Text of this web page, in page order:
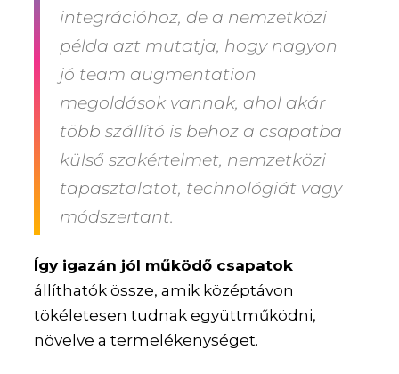
integrációhoz, de a nemzetközi
példa azt mutatja, hogy nagyon
jó team augmentation
megoldások vannak, ahol akár
több szállító is behoz a csapatba
külső szakértelmet, nemzetközi
tapasztalatot, technológiát vagy
módszertant.
Így igazán jól működő csapatok
állíthatók össze, amik középtávon
tökéletesen tudnak együttműködni,
növelve a termelékenységet.